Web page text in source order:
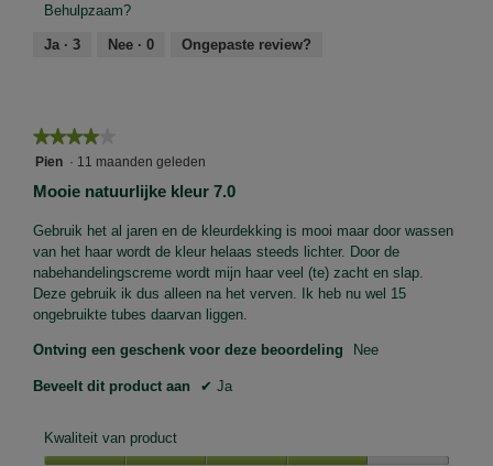
4
van
Behulpzaam?
Ja · 3 Nee · 0 Ongepaste review?
★★★★★
★★★★★
4
5
Pien · 11 maanden geleden
Mooie natuurlijke kleur 7.0
Gebruik het al jaren en de kleurdekking is mooi maar door wassen
van het haar wordt de kleur helaas steeds lichter. Door de
nabehandelingscreme wordt mijn haar veel (te) zacht en slap.
Deze gebruik ik dus alleen na het verven. Ik heb nu wel 15
ongebruikte tubes daarvan liggen.
Ontving een geschenk voor deze beoordeling Nee
Beveelt dit product aan ✔ Ja
Kwaliteit van product